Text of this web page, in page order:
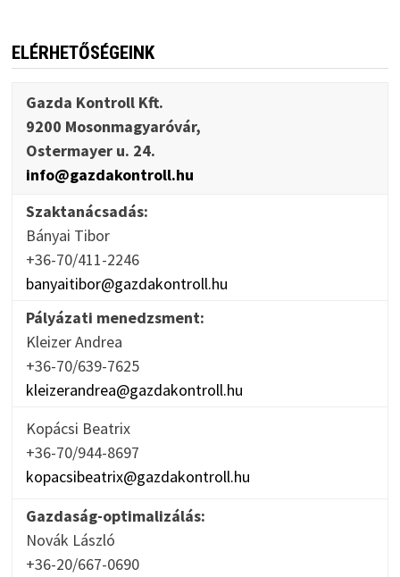
ELÉRHETŐSÉGEINK
Gazda Kontroll Kft.
9200 Mosonmagyaróvár,
Ostermayer u. 24.
info@gazdakontroll.hu
Szaktanácsadás:
Bányai Tibor
+36-70/411-2246
banyaitibor@gazdakontroll.hu
Pályázati menedzsment:
Kleizer Andrea
+36-70/639-7625
kleizerandrea@gazdakontroll.hu
Kopácsi Beatrix
+36-70/944-8697
kopacsibeatrix@gazdakontroll.hu
Gazdaság-optimalizálás:
Novák László
+36-20/667-0690